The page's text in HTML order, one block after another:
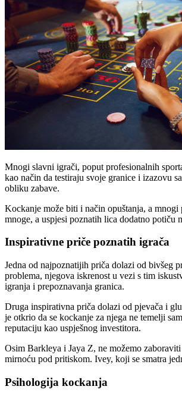
Mnogi slavni igrači, poput profesionalnih
kao način da testiraju svoje granice i izazovu
obliku zabave.
Kockanje može biti i način opuštanja, a
mnoge, a uspjesi poznatih lica dodatno
Inspirativne priče poznatih igrača
Jedna od najpoznatijih priča dolazi od bivšeg
problema, njegova iskrenost u vezi s tim
igranja i prepoznavanja granica.
Druga inspirativna priča dolazi od pjevača i
je otkrio da se kockanje za njega ne temelji
reputaciju kao uspješnog investitora.
Osim Barkleya i Jaya Z, ne možemo
mirnoću pod pritiskom. Ivey, koji se smatra
Psihologija kockanja